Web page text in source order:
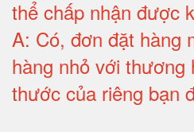
thể chấp nhận được
A: Có, đơn đặt hàng
hàng nhỏ với thương
thước của riêng bạn